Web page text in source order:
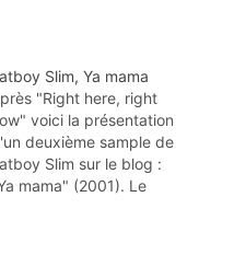
Slim, Ya mama
"Right here, right
voici la présentation
deuxième sample de
Slim sur le blog :
mama" (2001). Le